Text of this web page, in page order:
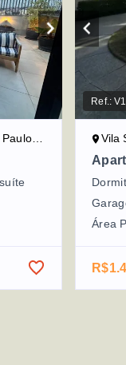
SP
suíte
Ref.:
Vila
Área